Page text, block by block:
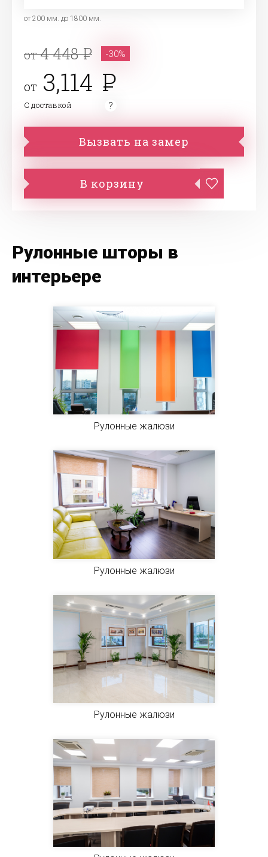
от 200 мм. до 1800 мм.
от4 448 -30%
от 3,114
С доставкой
Вызвать на замер
В корзину
Рулонные шторы в
интерьере
Рулонные жалюзи
Рулонные жалюзи
Рулонные жалюзи